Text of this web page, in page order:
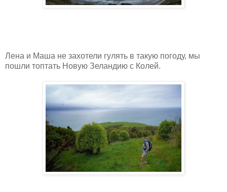
Лена и Маша не захотели гулять в такую погоду, мы
пошли топтать Новую Зеландию с Колей.